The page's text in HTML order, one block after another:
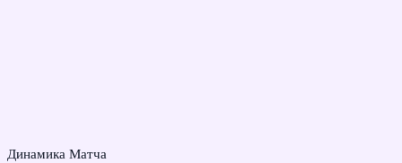
Динамика Матча